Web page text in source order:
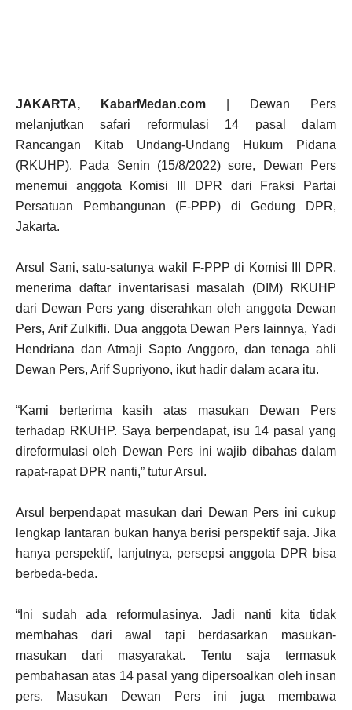
JAKARTA, KabarMedan.com | Dewan Pers
melanjutkan safari reformulasi 14 pasal dalam
Rancangan Kitab Undang-Undang Hukum Pidana
(RKUHP). Pada Senin (15/8/2022) sore, Dewan Pers
menemui anggota Komisi III DPR dari Fraksi Partai
Persatuan Pembangunan (F-PPP) di Gedung DPR,
Jakarta.
Arsul Sani, satu-satunya wakil F-PPP di Komisi III DPR,
menerima daftar inventarisasi masalah (DIM) RKUHP
dari Dewan Pers yang diserahkan oleh anggota Dewan
Pers, Arif Zulkifli. Dua anggota Dewan Pers lainnya, Yadi
Hendriana dan Atmaji Sapto Anggoro, dan tenaga ahli
Dewan Pers, Arif Supriyono, ikut hadir dalam acara itu.
“Kami berterima kasih atas masukan Dewan Pers
terhadap RKUHP. Saya berpendapat, isu 14 pasal yang
direformulasi oleh Dewan Pers ini wajib dibahas dalam
rapat-rapat DPR nanti,” tutur Arsul.
Arsul berpendapat masukan dari Dewan Pers ini cukup
lengkap lantaran bukan hanya berisi perspektif saja. Jika
hanya perspektif, lanjutnya, persepsi anggota DPR bisa
berbeda-beda.
“Ini sudah ada reformulasinya. Jadi nanti kita tidak
membahas dari awal tapi berdasarkan masukan-
masukan dari masyarakat. Tentu saja termasuk
pembahasan atas 14 pasal yang dipersoalkan oleh insan
pers. Masukan Dewan Pers ini juga membawa